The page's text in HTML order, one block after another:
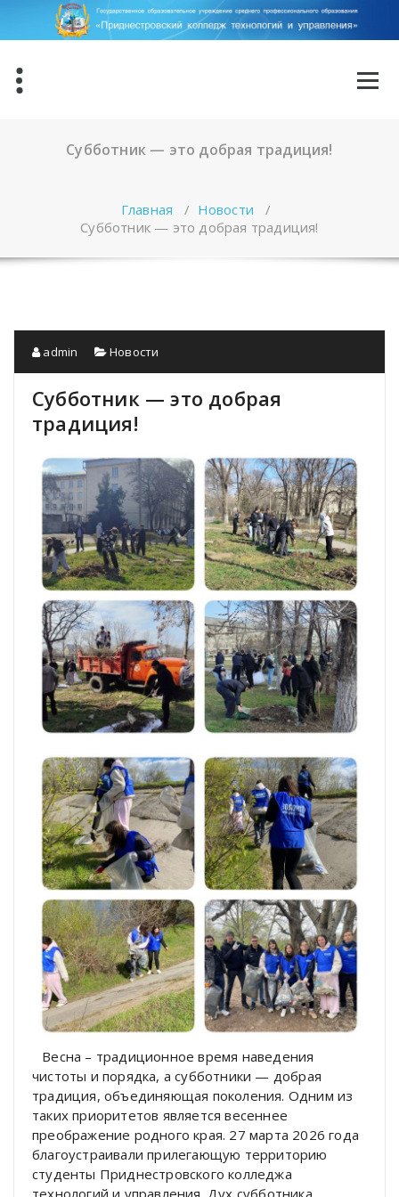
содержимому
Субботник — это добрая традиция!
Главная / Новости /
Субботник — это добрая традиция!
admin Новости
Субботник — это добрая
традиция!
⠀Весна – традиционное время наведения
чистоты и порядка, а субботники — добрая
традиция, объединяющая поколения. Одним из
таких приоритетов является весеннее
преображение родного края. 27 марта 2026 года
благоустраивали прилегающую территорию
студенты Приднестровского колледжа
технологий и управления. Дух субботника